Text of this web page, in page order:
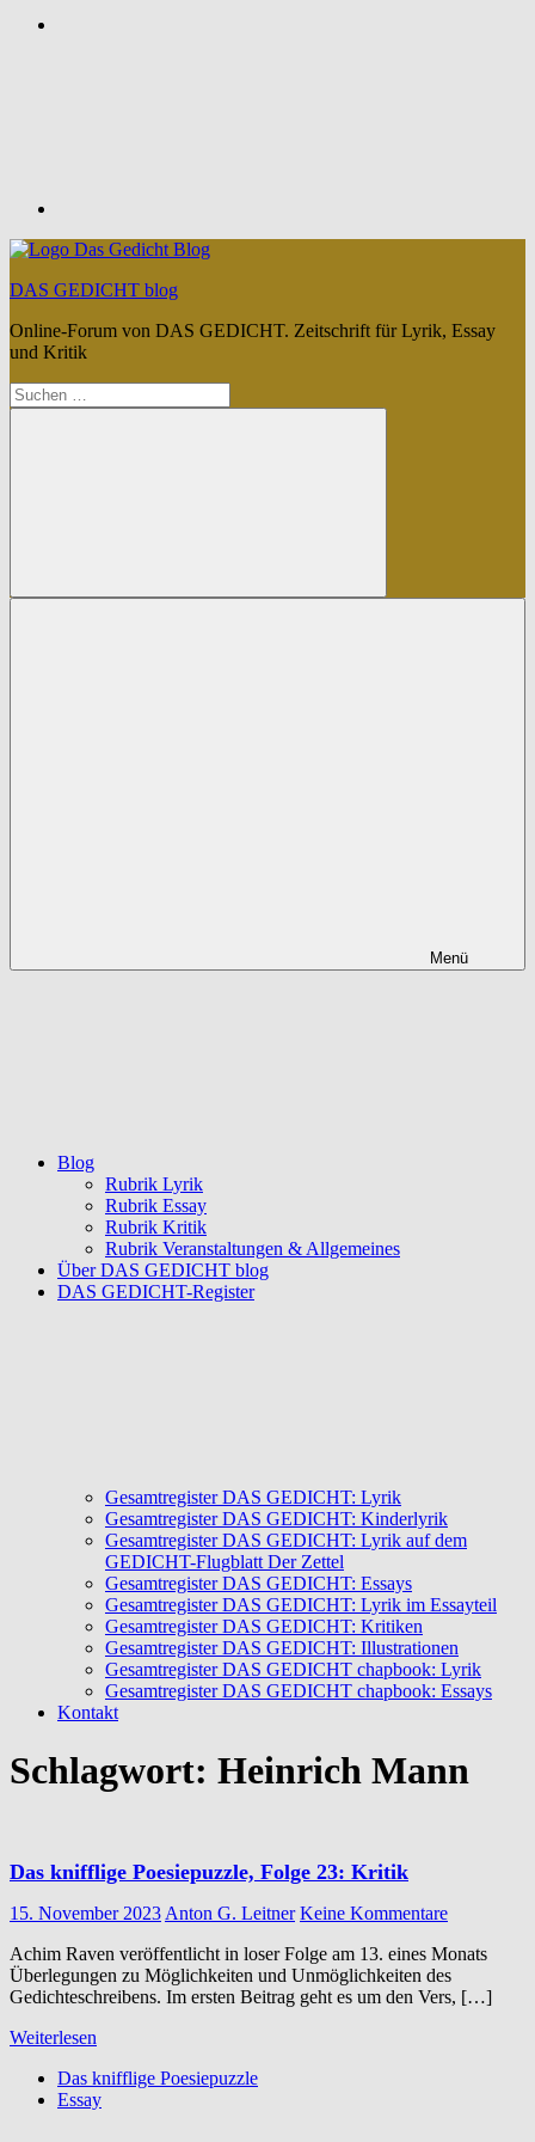
DAS GEDICHT blog
Online-Forum von DAS GEDICHT. Zeitschrift für Lyrik, Essay
und Kritik
Suchen
nach:
Suchen
Menü
Blog
Rubrik Lyrik
Rubrik Essay
Rubrik Kritik
Rubrik Veranstaltungen & Allgemeines
Über DAS GEDICHT blog
DAS GEDICHT-Register
Gesamtregister DAS GEDICHT: Lyrik
Gesamtregister DAS GEDICHT: Kinderlyrik
Gesamtregister DAS GEDICHT: Lyrik auf dem
GEDICHT-Flugblatt Der Zettel
Gesamtregister DAS GEDICHT: Essays
Gesamtregister DAS GEDICHT: Lyrik im Essayteil
Gesamtregister DAS GEDICHT: Kritiken
Gesamtregister DAS GEDICHT: Illustrationen
Gesamtregister DAS GEDICHT chapbook: Lyrik
Gesamtregister DAS GEDICHT chapbook: Essays
Kontakt
Schlagwort: Heinrich Mann
Das knifflige Poesiepuzzle, Folge 23: Kritik
15. November 2023 Anton G. Leitner Keine Kommentare
Achim Raven veröffentlicht in loser Folge am 13. eines Monats
Überlegungen zu Möglichkeiten und Unmöglichkeiten des
Gedichteschreibens. Im ersten Beitrag geht es um den Vers, […]
Weiterlesen
Das knifflige Poesiepuzzle
Essay